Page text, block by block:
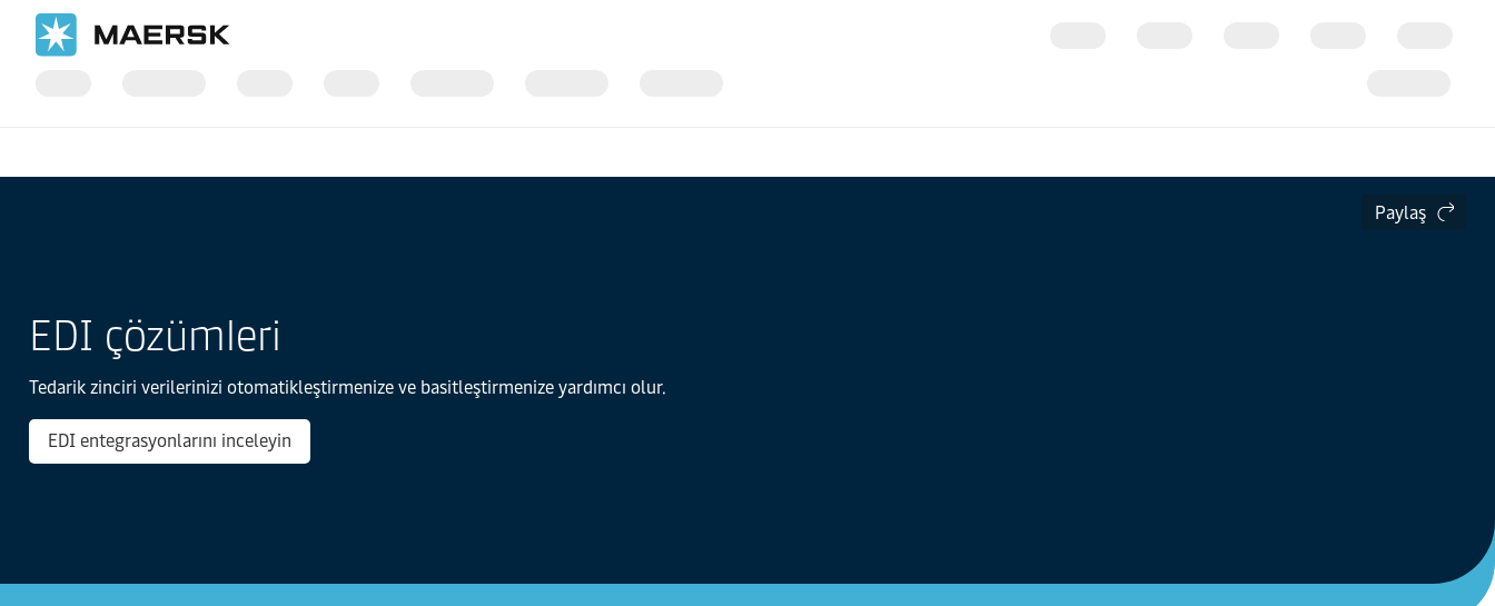
Paylaş
EDI çözümleri
Tedarik zinciri verilerinizi otomatikleştirmenize ve basitleştirmenize yardımcı olur.
EDI entegrasyonlarını inceleyin